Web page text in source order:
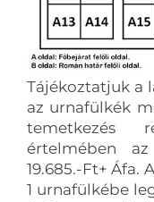
Tájékoztatjuk a
az urnafülkék
temetkezés
értelmében
19.685.-Ft+ Áfa.
1 urnafülkébe